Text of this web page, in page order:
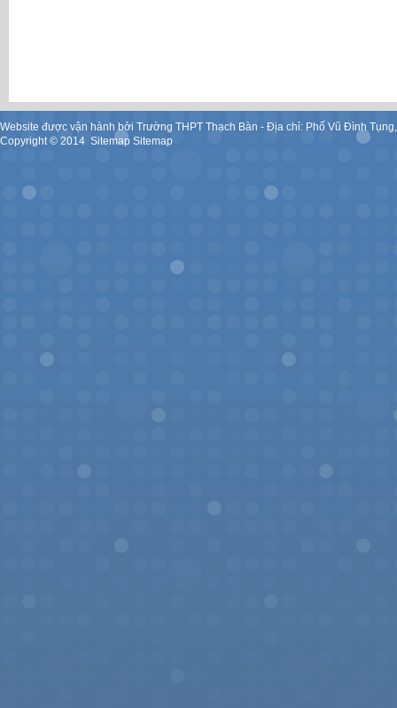
Website được vận hành bởi Trường THPT Thạch Bàn - Địa chỉ: Phố Vũ Đình
Copyright © 2014. Sitemap Sitemap